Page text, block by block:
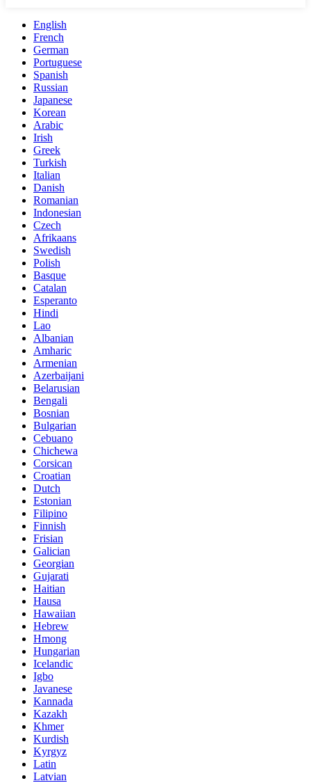
English
French
German
Portuguese
Spanish
Russian
Japanese
Korean
Arabic
Irish
Greek
Turkish
Italian
Danish
Romanian
Indonesian
Czech
Afrikaans
Swedish
Polish
Basque
Catalan
Esperanto
Hindi
Lao
Albanian
Amharic
Armenian
Azerbaijani
Belarusian
Bengali
Bosnian
Bulgarian
Cebuano
Chichewa
Corsican
Croatian
Dutch
Estonian
Filipino
Finnish
Frisian
Galician
Georgian
Gujarati
Haitian
Hausa
Hawaiian
Hebrew
Hmong
Hungarian
Icelandic
Igbo
Javanese
Kannada
Kazakh
Khmer
Kurdish
Kyrgyz
Latin
Latvian